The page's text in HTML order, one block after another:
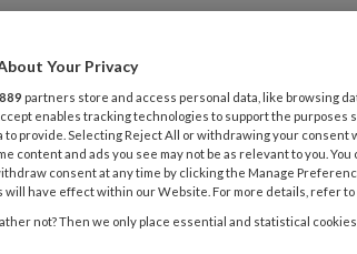
aan
kinderopvang is de afgelopen
Dat geldt niet voor de
Kinderopvangondernemers
stijgen om daar op te
Your Privacy
889 partners store and access personal data, like browsing
enables tracking technologies to support the purposes
to provide. Selecting Reject All or withdrawing your consent
content and ads you see may not be as relevant to you.
consent at any time by clicking the Manage
will have effect within our Website. For more details, refer to
not? Then we only place essential and statistical